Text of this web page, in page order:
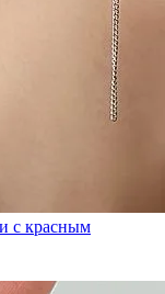
с красным